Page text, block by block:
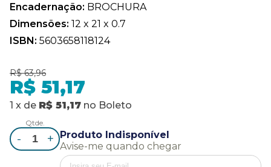
Encadernação: BROCHURA
Dimensões: 12 x 21 x 0.7
ISBN: 5603658118124
R$ 63,96
R$ 51,17
1 x de R$ 51,17 no Boleto
Qtde.
- +
Produto Indisponível
Avise-me quando chegar